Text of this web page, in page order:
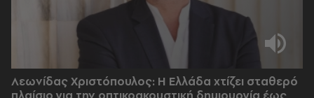
Λεωνίδας Χριστόπουλος: Η Ελλάδα χτίζει σταθερό